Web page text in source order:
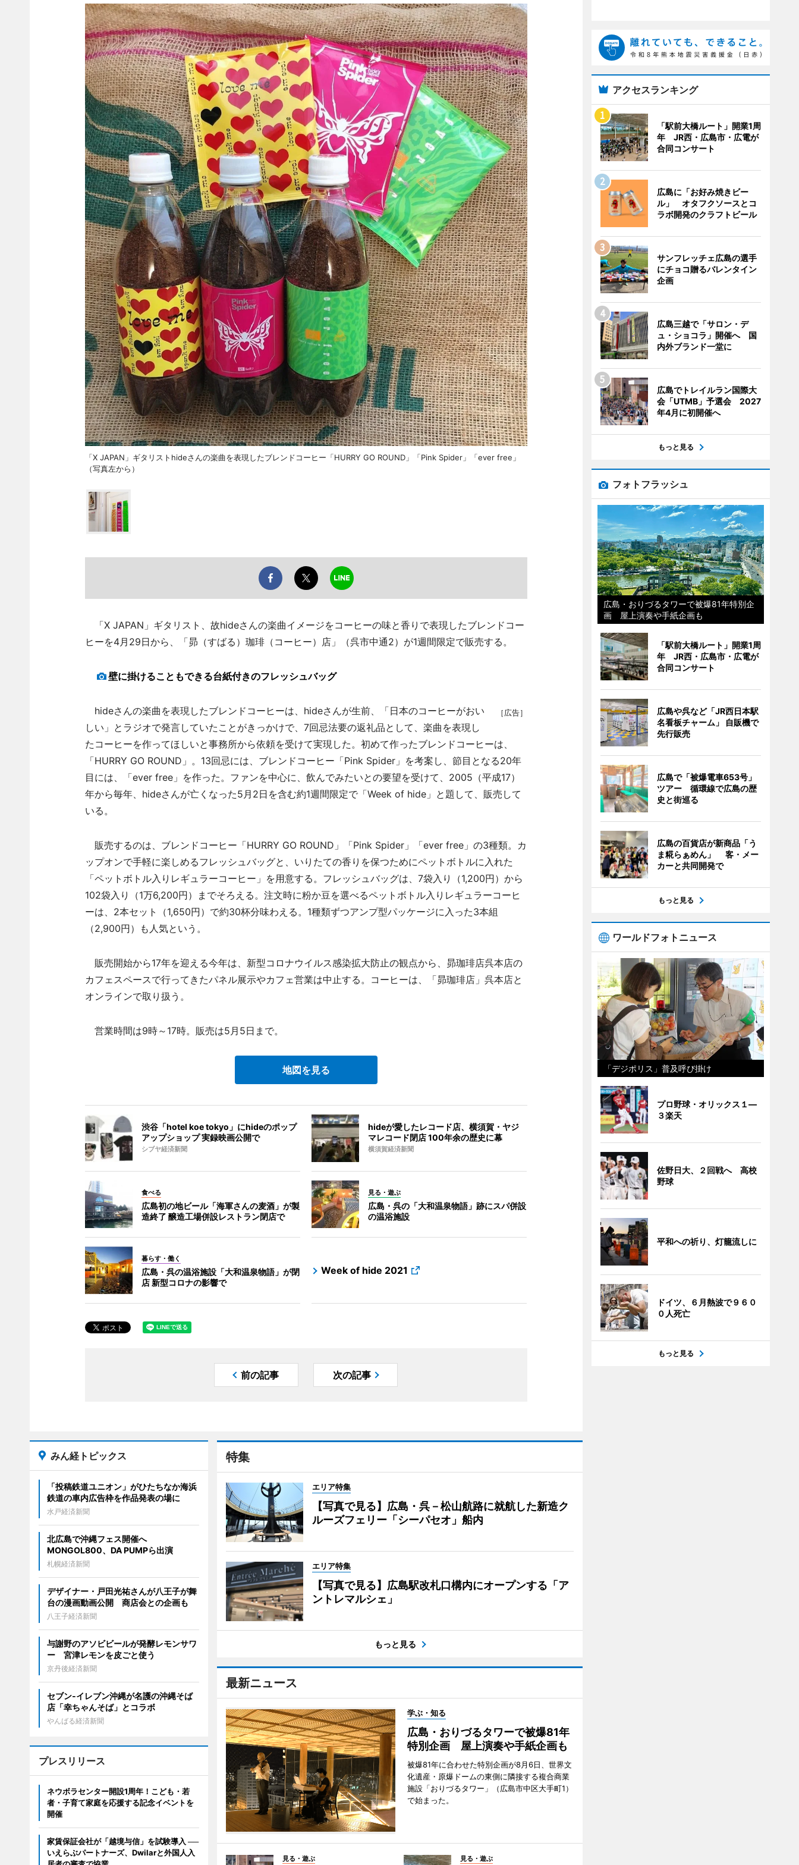
「X JAPAN」ギタリストhideさんの楽曲を表現したブレンドコーヒー「HURRY GO ROUND」「Pink Spider」「ever free」
（写真左から）
「X JAPAN」ギタリスト、故hideさんの楽曲イメージをコーヒーの味と香りで表現したブレンドコー
ヒーを4月29日から、「昴（すばる）珈琲（コーヒー）店」（呉市中通2）が1週間限定で販売する。
壁に掛けることもできる台紙付きのフレッシュバッグ
［広告］
hideさんの楽曲を表現したブレンドコーヒーは、hideさんが生前、「日本のコーヒーがおい
しい」とラジオで発言していたことがきっかけで、7回忌法要の返礼品として、楽曲を表現し
たコーヒーを作ってほしいと事務所から依頼を受けて実現した。初めて作ったブレンドコーヒーは、
「HURRY GO ROUND」。13回忌には、ブレンドコーヒー「Pink Spider」を考案し、節目となる20年
目には、「ever free」を作った。ファンを中心に、飲んでみたいとの要望を受けて、2005（平成17）
年から毎年、hideさんが亡くなった5月2日を含む約1週間限定で「Week of hide」と題して、販売して
いる。
販売するのは、ブレンドコーヒー「HURRY GO ROUND」「Pink Spider」「ever free」の3種類。カ
ップオンで手軽に楽しめるフレッシュバッグと、いりたての香りを保つためにペットボトルに入れた
「ペットボトル入りレギュラーコーヒー」を用意する。フレッシュバッグは、7袋入り（1,200円）から
102袋入り（1万6,200円）までそろえる。注文時に粉か豆を選べるペットボトル入りレギュラーコーヒ
ーは、2本セット（1,650円）で約30杯分味わえる。1種類ずつアンプ型パッケージに入った3本組
（2,900円）も人気という。
販売開始から17年を迎える今年は、新型コロナウイルス感染拡大防止の観点から、昴珈琲店呉本店の
カフェスペースで行ってきたパネル展示やカフェ営業は中止する。コーヒーは、「昴珈琲店」呉本店と
オンラインで取り扱う。
営業時間は9時～17時。販売は5月5日まで。
地図を見る
渋谷「hotel koe tokyo」にhideのポップ
アップショップ 実録映画公開で
シブヤ経済新聞
hideが愛したレコード店、横須賀・ヤジ
マレコード閉店 100年余の歴史に幕
横須賀経済新聞
食べる
広島初の地ビール「海軍さんの麦酒」が製
造終了 醸造工場併設レストラン閉店で
見る・遊ぶ
広島・呉の「大和温泉物語」跡にスパ併設
の温浴施設
暮らす・働く
広島・呉の温浴施設「大和温泉物語」が閉
店 新型コロナの影響で
Week of hide 2021
前の記事 次の記事
特集
エリア特集
【写真で見る】広島・呉－松山航路に就航した新造ク
ルーズフェリー「シーパセオ」船内
エリア特集
【写真で見る】広島駅改札口構内にオープンする「ア
ントレマルシェ」
もっと見る
最新ニュース
学ぶ・知る
広島・おりづるタワーで被爆81年
特別企画 屋上演奏や手紙企画も
被爆81年に合わせた特別企画が8月6日、世界文
化遺産・原爆ドームの東側に隣接する複合商業
施設「おりづるタワー」（広島市中区大手町1）
で始まった。
見る・遊ぶ 見る・遊ぶ
みん経トピックス
「投稿鉄道ユニオン」がひたちなか海浜
鉄道の車内広告枠を作品発表の場に
水戸経済新聞
北広島で沖縄フェス開催へ
MONGOL800、DA PUMPら出演
札幌経済新聞
デザイナー・戸田光祐さんが八王子が舞
台の漫画動画公開 商店会との企画も
八王子経済新聞
与謝野のアソビビールが発酵レモンサワ
ー 宮津レモンを皮ごと使う
京丹後経済新聞
セブン‐イレブン沖縄が名護の沖縄そば
店「幸ちゃんそば」とコラボ
やんばる経済新聞
プレスリリース
ネウボラセンター開設1周年！こども・若
者・子育て家庭を応援する記念イベントを
開催
家賃保証会社が「越境与信」を試験導入 ──
いえらぶパートナーズ、Dwilarと外国人入
アクセスランキング
「駅前大橋ルート」開業1周
年 JR西・広島市・広電が
合同コンサート
広島に「お好み焼きビー
ル」 オタフクソースとコ
ラボ開発のクラフトビール
サンフレッチェ広島の選手
にチョコ贈るバレンタイン
企画
広島三越で「サロン・デ
ュ・ショコラ」開催へ 国
内外ブランド一堂に
広島でトレイルラン国際大
会「UTMB」予選会 2027
年4月に初開催へ
もっと見る
フォトフラッシュ
広島・おりづるタワーで被爆81年特別企
画 屋上演奏や手紙企画も
「駅前大橋ルート」開業1周
年 JR西・広島市・広電が
合同コンサート
広島や呉など「JR西日本駅
名看板チャーム」 自販機で
先行販売
広島で「被爆電車653号」
ツアー 循環線で広島の歴
史と街巡る
広島の百貨店が新商品「う
ま糀らぁめん」 客・メー
カーと共同開発で
もっと見る
ワールドフォトニュース
「デジポリス」普及呼び掛け
プロ野球・オリックス１―
３楽天
佐野日大、２回戦へ 高校
野球
平和への祈り、灯籠流しに
ドイツ、６月熱波で９６０
０人死亡
もっと見る